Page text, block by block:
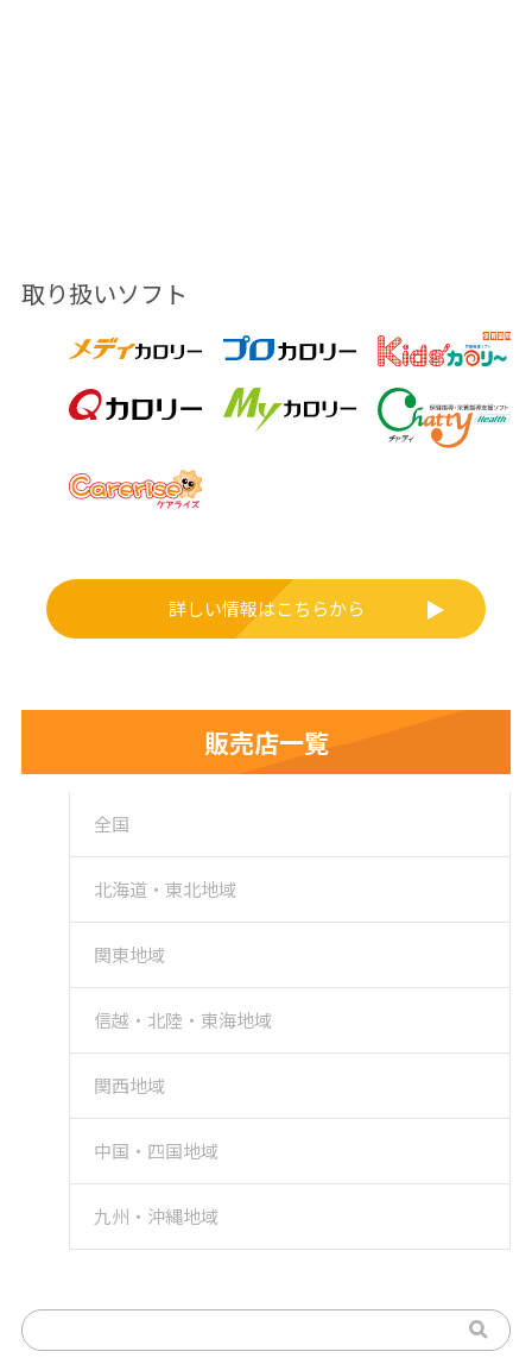
取り扱いソフト
詳しい情報はこちらから
販売店一覧
全国
北海道・東北地域
関東地域
信越・北陸・東海地域
関西地域
中国・四国地域
九州・沖縄地域